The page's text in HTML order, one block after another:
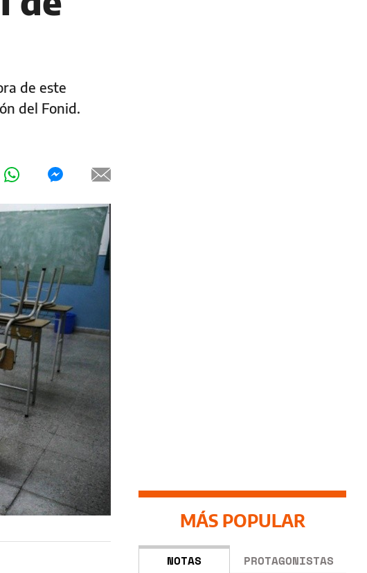
de este
del Fonid.
MÁS POPULAR
NOTAS PROTAGONISTAS